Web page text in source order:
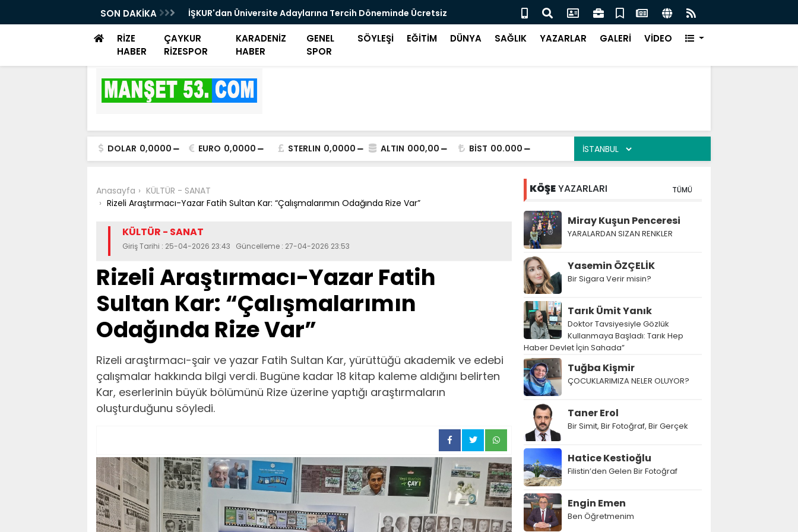
SON DAKİKA
Günü düzenlendi
İŞKUR'dan Üniversite Adaylarına Tercih Döneminde Ücretsiz
Danışmanlık Desteği
Midilli'de Türk Müziği Rüzgarı Esecek.
RİZE
HABER
ÇAYKUR
RİZESPOR
KARADENİZ
HABER
GENEL
SPOR
SÖYLEŞİ EĞİTİM DÜNYA SAĞLIK YAZARLAR GALERİ VİDEO
DOLAR 0,0000 EURO 0,0000 STERLIN 0,0000 ALTIN 000,00 BİST 00.000
Anasayfa
KÜLTÜR - SANAT
Rizeli Araştırmacı-Yazar Fatih Sultan Kar: “Çalışmalarımın Odağında Rize Var”
KÜLTÜR - SANAT
Giriş Tarihi : 25-04-2026 23:43 Güncelleme : 27-04-2026 23:53
Rizeli Araştırmacı-Yazar Fatih
Sultan Kar: “Çalışmalarımın
Odağında Rize Var”
Rizeli araştırmacı-şair ve yazar Fatih Sultan Kar, yürüttüğü akademik ve edebi
çalışmalar hakkında bilgi verdi. Bugüne kadar 18 kitap kaleme aldığını belirten
Kar, eserlerinin büyük bölümünü Rize üzerine yaptığı araştırmaların
oluşturduğunu söyledi.
KÖŞEYAZARLARI TÜMÜ
Miray Kuşun Penceresi
YARALARDAN SIZAN RENKLER
Yasemin ÖZÇELİK
Bir Sigara Verir misin?
Tarık Ümit Yanık
Doktor Tavsiyesiyle Gözlük
Kullanmaya Başladı: Tarık Hep
Haber Devlet İçin Sahada”
Tuğba Kişmir
ÇOCUKLARIMIZA NELER OLUYOR?
Taner Erol
Bir Simit, Bir Fotoğraf, Bir Gerçek
Hatice Kestioğlu
Filistin’den Gelen Bir Fotoğraf
Engin Emen
Ben Öğretmenim